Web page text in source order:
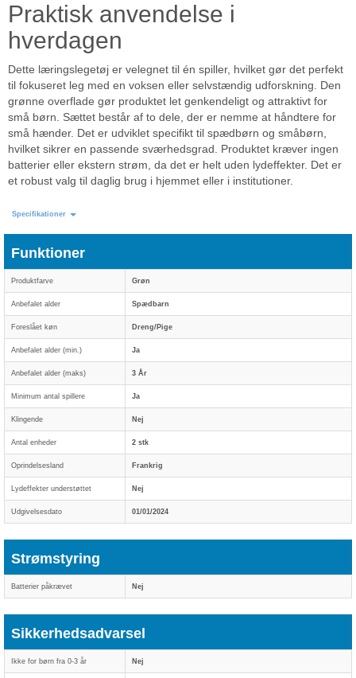
Praktisk anvendelse i
hverdagen
Dette læringslegetøj er velegnet til én spiller, hvilket gør det perfekt
til fokuseret leg med en voksen eller selvstændig udforskning. Den
grønne overflade gør produktet let genkendeligt og attraktivt for
små børn. Sættet består af to dele, der er nemme at håndtere for
små hænder. Det er udviklet specifikt til spædbørn og småbørn,
hvilket sikrer en passende sværhedsgrad. Produktet kræver ingen
batterier eller ekstern strøm, da det er helt uden lydeffekter. Det er
et robust valg til daglig brug i hjemmet eller i institutioner.
Specifikationer
Funktioner
Produktfarve Grøn
Anbefalet alder Spædbarn
Foreslået køn Dreng/Pige
Anbefalet alder (min.) Ja
Anbefalet alder (maks) 3 År
Minimum antal spillere Ja
Klingende Nej
Antal enheder 2 stk
Oprindelsesland Frankrig
Lydeffekter understøttet Nej
Udgivelsesdato 01/01/2024
Strømstyring
Batterier påkrævet Nej
Sikkerhedsadvarsel
Ikke for børn fra 0-3 år Nej